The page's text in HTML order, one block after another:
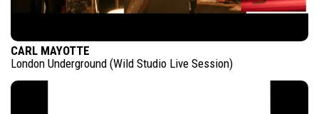
CARL MAYOTTE
London Underground (Wild Studio Live Session)